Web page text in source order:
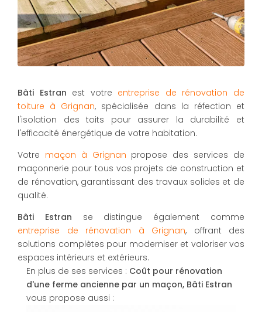
Bâti Estran est votre entreprise de rénovation de
toiture à Grignan, spécialisée dans la réfection et
l'isolation des toits pour assurer la durabilité et
l'efficacité énergétique de votre habitation.
Votre maçon à Grignan propose des services de
maçonnerie pour tous vos projets de construction et
de rénovation, garantissant des travaux solides et de
qualité.
Bâti Estran se distingue également comme
entreprise de rénovation à Grignan, offrant des
solutions complètes pour moderniser et valoriser vos
espaces intérieurs et extérieurs.
En plus de ses services : Coût pour rénovation
d'une ferme ancienne par un maçon, Bâti Estran
vous propose aussi :